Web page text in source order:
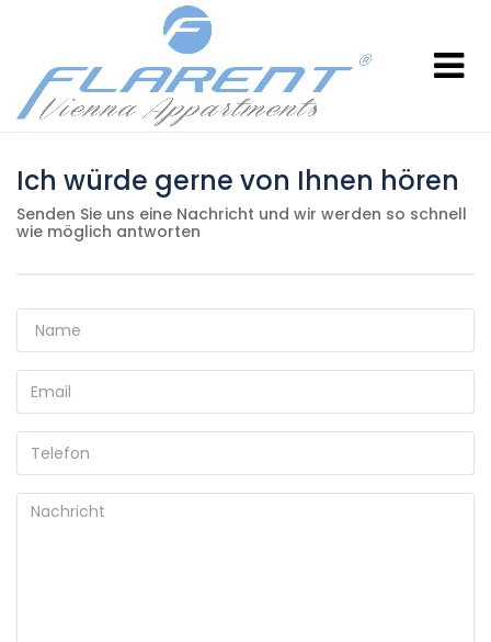
Ich würde gerne von Ihnen hören
Senden Sie uns eine Nachricht und wir werden so schnell
wie möglich antworten